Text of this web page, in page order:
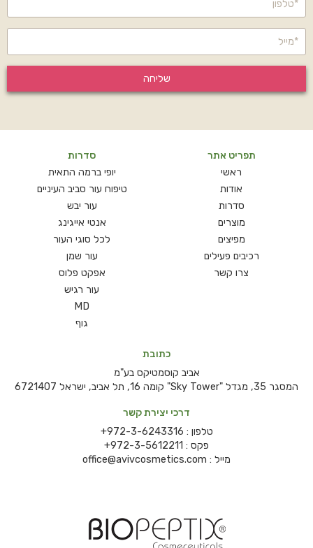
שליחה
תפריט אתר
ראשי
אודות
סדרות
מוצרים
מפיצים
רכיבים פעילים
צרו קשר
סדרות
יופי ברמה התאית
טיפוח עור סביב העיניים
עור יבש
אנטי אייגינג
לכל סוגי העור
עור שמן
אפקט פלוס
עור רגיש
MD
גוף
כתובת
אביב קוסמטיקס בע"מ
המסגר 35, מגדל "Sky Tower" קומה 16, תל אביב, ישראל 6721407
דרכי יצירת קשר
טלפון : +972-3-6243316
פקס : +972-3-5612211
מייל : office@avivcosmetics.com